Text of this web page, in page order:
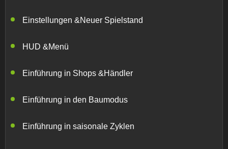
Einstellungen &Neuer Spielstand
HUD &Menü
Einführung in Shops &Händler
Einführung in den Baumodus
Einführung in saisonale Zyklen